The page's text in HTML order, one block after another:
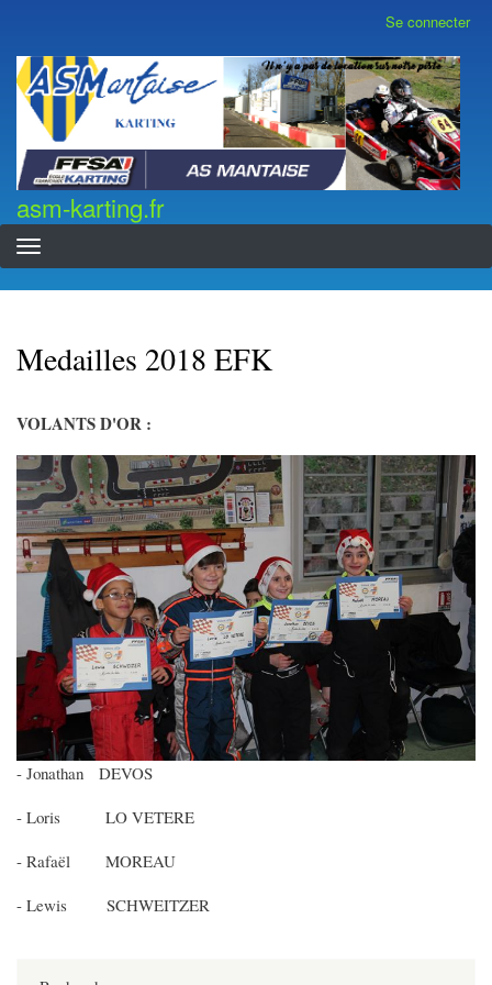
contenu
principal
compte
de
l'utilisateur
Se connecter
asm-karting.fr
asm-karting.fr
Medailles 2018 EFK
VOLANTS D'OR :
- Jonathan DEVOS
- Loris LO VETERE
- Rafaël MOREAU
- Lewis SCHWEITZER